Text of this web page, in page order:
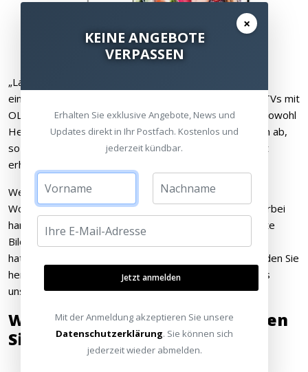
„Last but not“ least gehört das große Manko des
eingeschränkten Blickwinkels von herkömmlichen LCD-TVs mit
OLED auch endlich der Vergangenheit an: Sie strahlen sowohl
Helligkeit als auch Farben gleichmäßig in alle Richtungen ab,
so dass auch bei seitlicher Aufsicht die volle Bildqualität
erhalten bleibt.
Wer einmal einen OLED TV in angemessener
Wohnraumumgebung gesehen hat, erkennt sofort: Hierbei
handelt es sich zweifelsohne um die derzeit perfekteste
Bilddarstellung, die man sich nach hause holen kann. Sie
hatten das Vergnügen noch nicht? Kein Problem, wir laden Sie
herzlich zu einer OLED-Probesichtung in die TV-Studios
unserer Heimkinoräume ein…
Wir freuen uns auf Sie! Besuchen
Sie unsere ...
×
KEINE ANGEBOTE
VERPASSEN
Erhalten Sie exklusive Angebote, News und
Updates direkt in Ihr Postfach. Kostenlos und
jederzeit kündbar.
Jetzt anmelden
Mit der Anmeldung akzeptieren Sie unsere
Datenschutzerklärung. Sie können sich
jederzeit wieder abmelden.